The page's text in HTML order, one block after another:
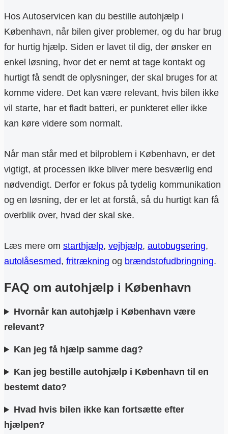
Hos Autoservicen kan du bestille autohjælp i
København, når bilen giver problemer, og du har brug
for hurtig hjælp. Siden er lavet til dig, der ønsker en
enkel løsning, hvor det er nemt at tage kontakt og
hurtigt få sendt de oplysninger, der skal bruges for at
komme videre. Det kan være relevant, hvis bilen ikke
vil starte, har et fladt batteri, er punkteret eller ikke
kan køre videre som normalt.
Når man står med et bilproblem i København, er det
vigtigt, at processen ikke bliver mere besværlig end
nødvendigt. Derfor er fokus på tydelig kommunikation
og en løsning, der er let at forstå, så du hurtigt kan få
overblik over, hvad der skal ske.
Læs mere om starthjælp, vejhjælp, autobugsering,
autolåsesmed, fritrækning og brændstofudbringning.
FAQ om autohjælp i København
Hvornår kan autohjælp i København være
relevant?
Kan jeg få hjælp samme dag?
Kan jeg bestille autohjælp i København til en
bestemt dato?
Hvad hvis bilen ikke kan fortsætte efter
hjælpen?